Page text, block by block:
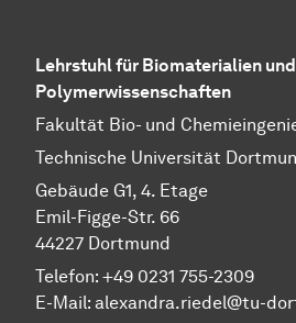
Lehrstuhl für Biomaterialien und
Polymerwissenschaften
Fakultät Bio- und
Technische Universität
Gebäude G1, 4. Etage
Emil-Figge-Str. 66
44227 Dortmund
Telefon: +49 0231 755-2309
E-Mail: alexandra.riedel@tu-